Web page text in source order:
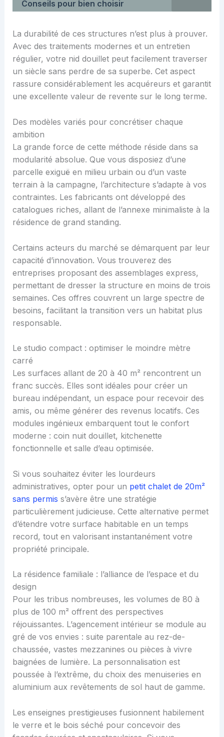
Conseils pour bien choisir
La durabilité de ces structures n’est plus à prouver.
Avec des traitements modernes et un entretien
régulier, votre nid douillet peut facilement traverser
un siècle sans perdre de sa superbe. Cet aspect
rassure considérablement les acquéreurs et garantit
une excellente valeur de revente sur le long terme.
Des modèles variés pour concrétiser chaque
ambition
La grande force de cette méthode réside dans sa
modularité absolue. Que vous disposiez d’une
parcelle exiguë en milieu urbain ou d’un vaste
terrain à la campagne, l’architecture s’adapte à vos
contraintes. Les fabricants ont développé des
catalogues riches, allant de l’annexe minimaliste à la
résidence de grand standing.
Certains acteurs du marché se démarquent par leur
capacité d’innovation. Vous trouverez des
entreprises proposant des assemblages express,
permettant de dresser la structure en moins de trois
semaines. Ces offres couvrent un large spectre de
besoins, facilitant la transition vers un habitat plus
responsable.
Le studio compact : optimiser le moindre mètre
carré
Les surfaces allant de 20 à 40 m² rencontrent un
franc succès. Elles sont idéales pour créer un
bureau indépendant, un espace pour recevoir des
amis, ou même générer des revenus locatifs. Ces
modules ingénieux embarquent tout le confort
moderne : coin nuit douillet, kitchenette
fonctionnelle et salle d’eau optimisée.
Si vous souhaitez éviter les lourdeurs
administratives, opter pour un petit chalet de 20m²
sans permis s’avère être une stratégie
particulièrement judicieuse. Cette alternative permet
d’étendre votre surface habitable en un temps
record, tout en valorisant instantanément votre
propriété principale.
La résidence familiale : l’alliance de l’espace et du
design
Pour les tribus nombreuses, les volumes de 80 à
plus de 100 m² offrent des perspectives
réjouissantes. L’agencement intérieur se module au
gré de vos envies : suite parentale au rez-de-
chaussée, vastes mezzanines ou pièces à vivre
baignées de lumière. La personnalisation est
poussée à l’extrême, du choix des menuiseries en
aluminium aux revêtements de sol haut de gamme.
Les enseignes prestigieuses fusionnent habilement
le verre et le bois séché pour concevoir des